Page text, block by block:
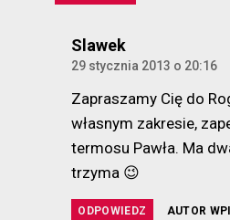
Slawekkomentarz:
29 stycznia 2013 o 20:16
Zapraszamy Cię do
własnym zakresie,
termosu Pawła. Ma
trzyma 😉
ODPOWIEDZ AUTOR